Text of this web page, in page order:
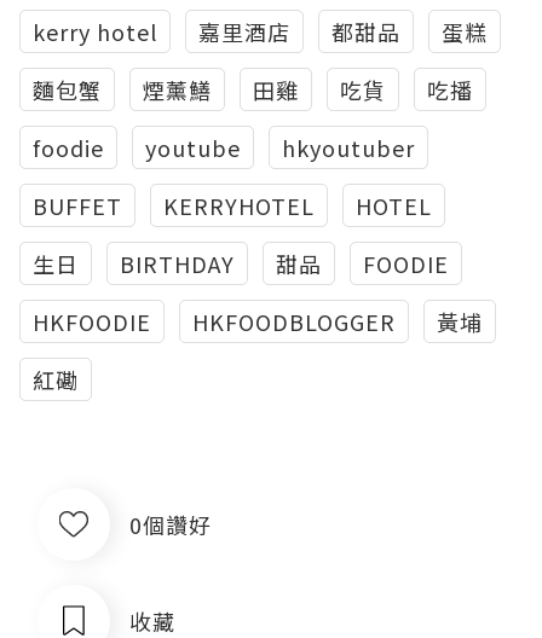
kerry hotel
嘉里酒店 都甜品
蛋糕
麵包蟹
煙薰鱔 田雞 吃貨
吃播
foodie
youtube
hkyoutuber
BUFFET
KERRYHOTEL
HOTEL
生日
BIRTHDAY 甜品
FOODIE
HKFOODIE
HKFOODBLOGGER
黃埔
紅磡
0個讚好
收藏